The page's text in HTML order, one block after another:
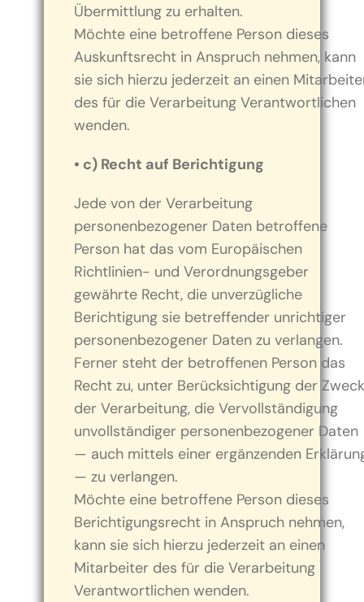
Übermittlung zu erhalten.
Möchte eine betroffene Person dieses
Auskunftsrecht in Anspruch nehmen, kann
sie sich hierzu jederzeit an einen
des für die Verarbeitung Verantwortlichen
wenden.
• c) Recht auf Berichtigung
Jede von der Verarbeitung
personenbezogener Daten betroffene
Person hat das vom Europäischen
Richtlinien- und Verordnungsgeber
gewährte Recht, die unverzügliche
Berichtigung sie betreffender unrichtiger
personenbezogener Daten zu verlangen.
Ferner steht der betroffenen Person das
Recht zu, unter Berücksichtigung der
der Verarbeitung, die Vervollständigung
unvollständiger personenbezogener Daten
— auch mittels einer ergänzenden
— zu verlangen.
Möchte eine betroffene Person dieses
Berichtigungsrecht in Anspruch nehmen,
kann sie sich hierzu jederzeit an einen
Mitarbeiter des für die Verarbeitung
Verantwortlichen wenden.